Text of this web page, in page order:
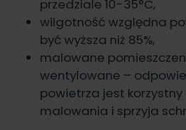
przedziale 10-35°C,
wilgotność względna
być wyższa niż 85%,
malowane
wentylowane –
powietrza jest
malowania i sprzyja